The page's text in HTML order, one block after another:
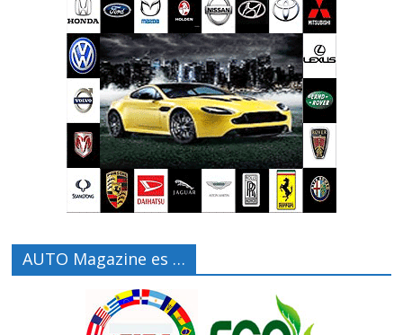
AUTO Magazine es …